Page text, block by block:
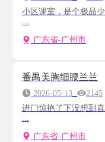
小区课室，是个极品
...
广东省-广州市
番禺美胸细腰兰兰
2026-05-13
2145
进门惊艳了下没想到
广东省-广州市